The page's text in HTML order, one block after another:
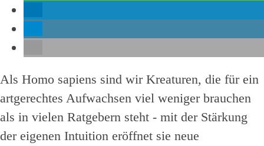
Als Homo sapiens sind wir Kreaturen, die für ein
artgerechtes Aufwachsen viel weniger brauchen
als in vielen Ratgebern steht - mit der Stärkung
der eigenen Intuition eröffnet sie neue